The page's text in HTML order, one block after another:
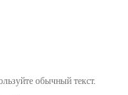
обычный текст.